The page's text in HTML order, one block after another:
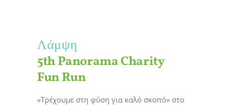
Λάμψη
5th Panorama Charity
Fun Run
«Τρέχουμε στη φύση για καλό σκοπό» στο